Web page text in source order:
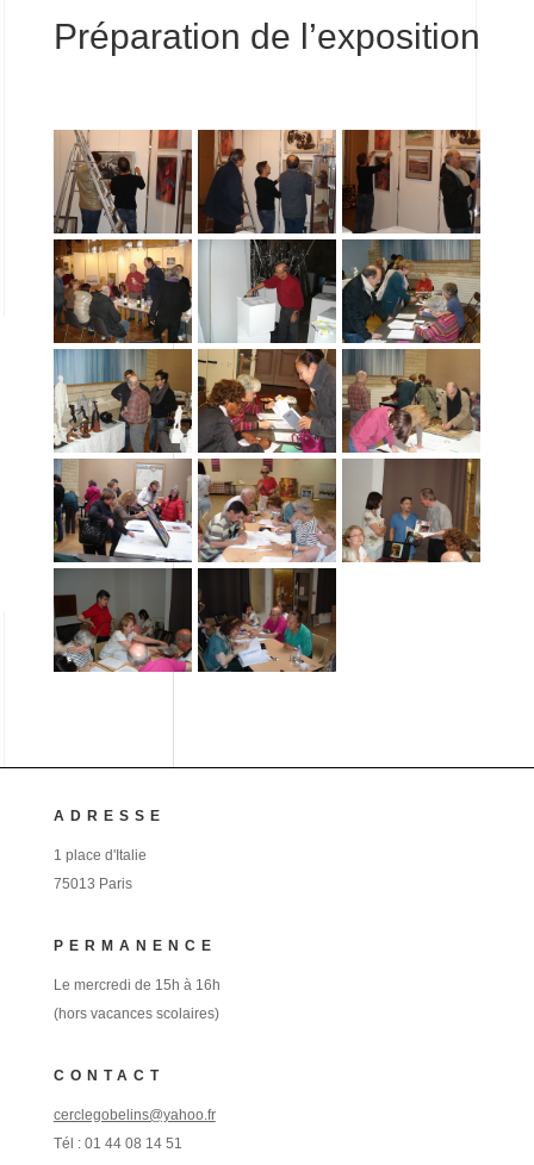
Préparation de l’exposition
ADRESSE
1 place d'Italie
75013 Paris
PERMANENCE
Le mercredi de 15h à 16h
(hors vacances scolaires)
CONTACT
cerclegobelins@yahoo.fr
Tél : 01 44 08 14 51